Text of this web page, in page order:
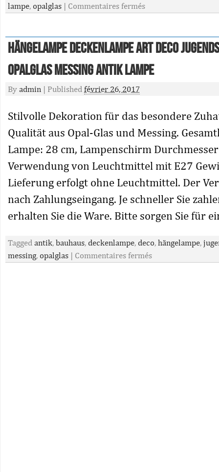
lampe, opalglas | Commentaires fermés
Hängelampe Deckenlampe Art Deco
Opalglas Messing Antik Lampe
By admin | Published février 26, 2017
Stilvolle Dekoration für das besondere
Qualität aus Opal-Glas und Messing.
Lampe: 28 cm, Lampenschirm
Verwendung von Leuchtmittel mit E27
Lieferung erfolgt ohne Leuchtmittel. Der
nach Zahlungseingang. Je schneller Sie
erhalten Sie die Ware. Bitte sorgen Sie für
Tagged antik, bauhaus, deckenlampe, deco, hängelampe,
messing, opalglas | Commentaires fermés